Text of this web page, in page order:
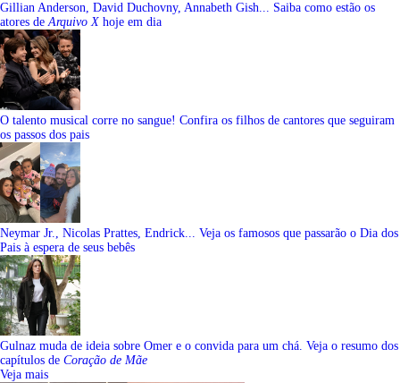
Gillian Anderson, David Duchovny, Annabeth Gish... Saiba como estão os
atores deArquivo X hoje em dia
O talento musical corre no sangue! Confira os filhos de cantores que seguiram
os passos dos pais
Neymar Jr., Nicolas Prattes, Endrick... Veja os famosos que passarão o Dia dos
Pais à espera de seus bebês
Gulnaz muda de ideia sobre Omer e o convida para um chá. Veja o resumo dos
capítulos de Coração de Mãe
Veja mais